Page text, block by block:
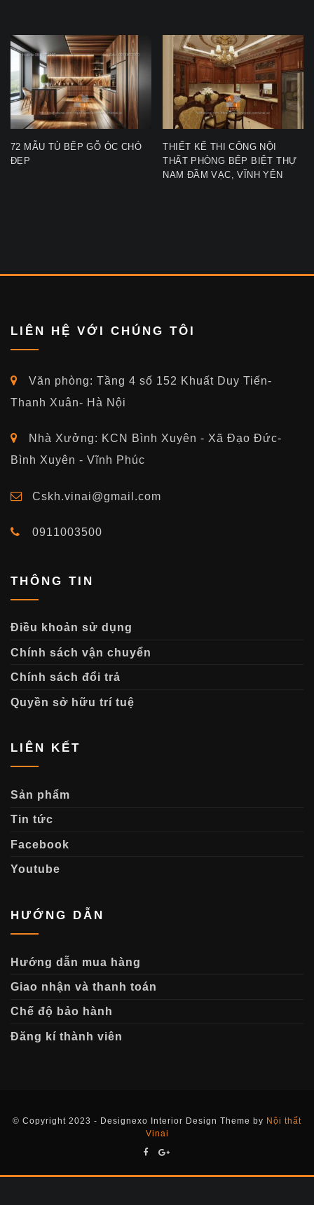
72 MẪU TỦ BẾP GỖ ÓC CHÓ
ĐẸP
THIẾT KẾ THI CÔNG NỘI
THẤT PHÒNG BẾP BIỆT THỰ
NAM ĐẦM VẠC, VĨNH YÊN
LIÊN HỆ VỚI CHÚNG TÔI
Văn phòng: Tầng 4 số 152 Khuất Duy Tiến-
Thanh Xuân- Hà Nội
Nhà Xưởng: KCN Bình Xuyên - Xã Đạo Đức-
Bình Xuyên - Vĩnh Phúc
Cskh.vinai@gmail.com
0911003500
THÔNG TIN
Điều khoản sử dụng
Chính sách vận chuyển
Chính sách đổi trả
Quyền sở hữu trí tuệ
LIÊN KẾT
Sản phẩm
Tin tức
Facebook
Youtube
HƯỚNG DẪN
Hướng dẫn mua hàng
Giao nhận và thanh toán
Chế độ bảo hành
Đăng kí thành viên
© Copyright 2023 - Designexo Interior Design Theme by Nội thất
Vinai